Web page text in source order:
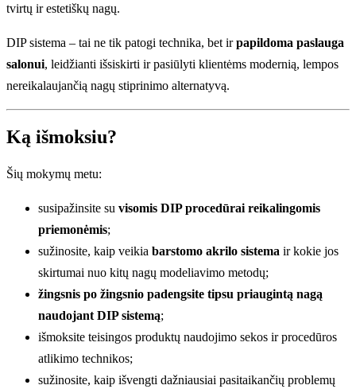
tvirtų ir estetiškų nagų.
DIP sistema – tai ne tik patogi technika, bet irpapildoma paslauga
salonui, leidžianti išsiskirti ir pasiūlyti klientėms modernią, lempos
nereikalaujančią nagų stiprinimo alternatyvą.
Ką išmoksiu?
Šių mokymų metu:
susipažinsite su visomis DIP procedūrai reikalingomis
priemonėmis;
sužinosite, kaip veikia barstomo akrilo sistema ir kokie jos
skirtumai nuo kitų nagų modeliavimo metodų;
žingsnis po žingsnio padengsite tipsu priaugintą nagą
naudojant DIP sistemą;
išmoksite teisingos produktų naudojimo sekos ir procedūros
atlikimo technikos;
sužinosite, kaip išvengti dažniausiai pasitaikančių problemų